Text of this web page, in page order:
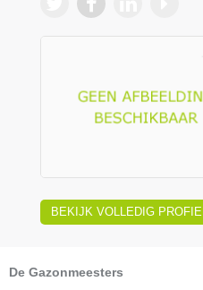
BEKIJK VOLLEDIG PROFIEL
De Gazonmeesters